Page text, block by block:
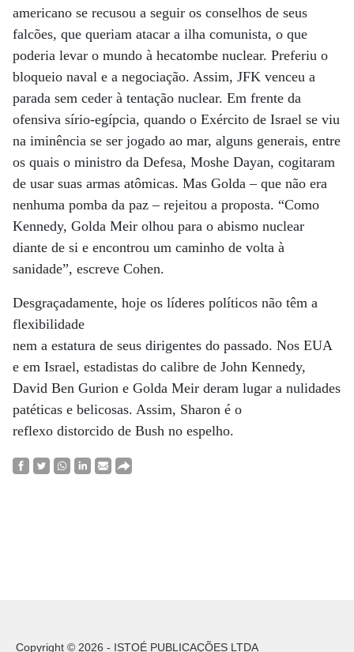
americano se recusou a seguir os conselhos de seus
falcões, que queriam atacar a ilha comunista, o que
poderia levar o mundo à hecatombe nuclear. Preferiu o
bloqueio naval e a negociação. Assim, JFK venceu a
parada sem ceder à tentação nuclear. Em frente da
ofensiva sírio-egípcia, quando o Exército de Israel se viu
na iminência se ser jogado ao mar, alguns generais, entre
os quais o ministro da Defesa, Moshe Dayan, cogitaram
de usar suas armas atômicas. Mas Golda – que não era
nenhuma pomba da paz – rejeitou a proposta. “Como
Kennedy, Golda Meir olhou para o abismo nuclear
diante de si e encontrou um caminho de volta à
sanidade”, escreve Cohen.
Desgraçadamente, hoje os líderes políticos não têm a
flexibilidade
nem a estatura de seus dirigentes do passado. Nos EUA
e em Israel, estadistas do calibre de John Kennedy,
David Ben Gurion e Golda Meir deram lugar a nulidades
patéticas e belicosas. Assim, Sharon é o
reflexo distorcido de Bush no espelho.
Copyright © 2026 - ISTOÉ PUBLICAÇÕES LTDA